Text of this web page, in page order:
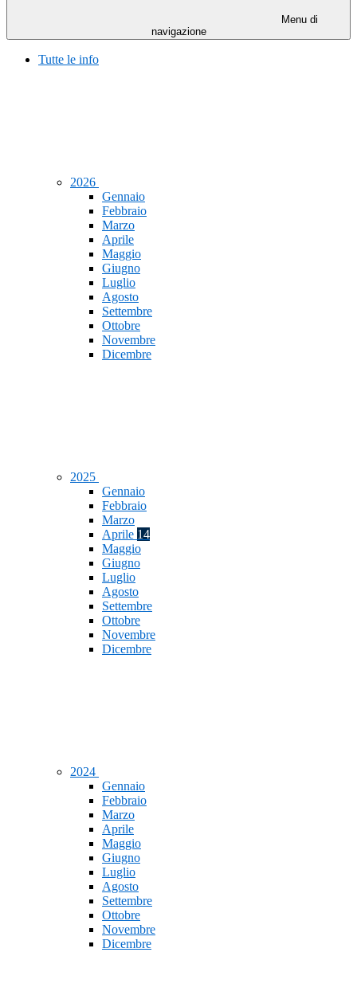
Menu di
navigazione
Tutte le info
2026
Gennaio
Febbraio
Marzo
Aprile
Maggio
Giugno
Luglio
Agosto
Settembre
Ottobre
Novembre
Dicembre
2025
Gennaio
Febbraio
Marzo
Aprile 14
Maggio
Giugno
Luglio
Agosto
Settembre
Ottobre
Novembre
Dicembre
2024
Gennaio
Febbraio
Marzo
Aprile
Maggio
Giugno
Luglio
Agosto
Settembre
Ottobre
Novembre
Dicembre